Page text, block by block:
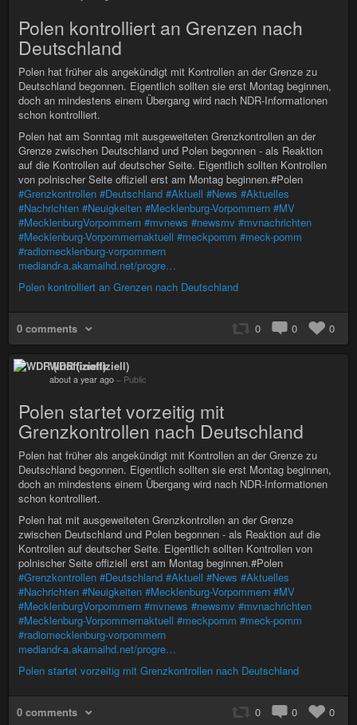
Polen kontrolliert an Grenzen nach
Deutschland
Polen hat früher als angekündigt mit Kontrollen an der Grenze zu
Deutschland begonnen. Eigentlich sollten sie erst Montag beginnen,
doch an mindestens einem Übergang wird nach NDR-Informationen
schon kontrolliert.
Polen hat am Sonntag mit ausgeweiteten Grenzkontrollen an der
Grenze zwischen Deutschland und Polen begonnen - als Reaktion
auf die Kontrollen auf deutscher Seite. Eigentlich sollten Kontrollen
von polnischer Seite offiziell erst am Montag beginnen.#Polen
#Grenzkontrollen #Deutschland #Aktuell #News #Aktuelles
#Nachrichten #Neuigkeiten #Mecklenburg-Vorpommern #MV
#MecklenburgVorpommern #mvnews #newsmv #mvnachrichten
#Mecklenburg-Vorpommernaktuell #meckpomm #meck-pomm
#radiomecklenburg-vorpommern
mediandr-a.akamaihd.net/progre…
Polen kontrolliert an Grenzen nach Deutschland
0 comments 0 0 0
WDR (inoffiziell)
about a year ago – Public
Polen startet vorzeitig mit
Grenzkontrollen nach Deutschland
Polen hat früher als angekündigt mit Kontrollen an der Grenze zu
Deutschland begonnen. Eigentlich sollten sie erst Montag beginnen,
doch an mindestens einem Übergang wird nach NDR-Informationen
schon kontrolliert.
Polen hat mit ausgeweiteten Grenzkontrollen an der Grenze
zwischen Deutschland und Polen begonnen - als Reaktion auf die
Kontrollen auf deutscher Seite. Eigentlich sollten Kontrollen von
polnischer Seite offiziell erst am Montag beginnen.#Polen
#Grenzkontrollen #Deutschland #Aktuell #News #Aktuelles
#Nachrichten #Neuigkeiten #Mecklenburg-Vorpommern #MV
#MecklenburgVorpommern #mvnews #newsmv #mvnachrichten
#Mecklenburg-Vorpommernaktuell #meckpomm #meck-pomm
#radiomecklenburg-vorpommern
mediandr-a.akamaihd.net/progre…
Polen startet vorzeitig mit Grenzkontrollen nach Deutschland
0 comments 0 0 0